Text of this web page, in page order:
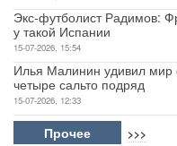
Экс-футболист Радимов:
у такой Испании
15-07-2026, 15:54
Илья Малинин удивил мир
четыре сальто подряд
15-07-2026, 12:33
Прочее >>>